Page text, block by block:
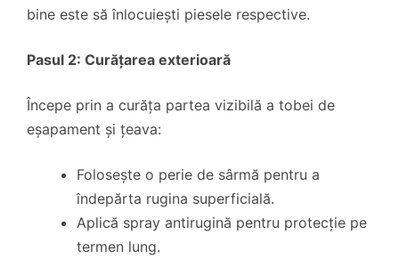
bine este să înlocuiești piesele respective.
Pasul 2: Curățarea exterioară
Începe prin a curăța partea vizibilă a tobei de
eșapament și țeava:
Folosește o perie de sârmă pentru a
îndepărta rugina superficială.
Aplică spray antirugină pentru protecție pe
termen lung.